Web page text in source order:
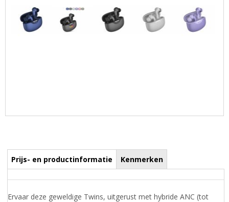
Prijs- en productinformatie Kenmerken
Ervaar deze geweldige Twins, uitgerust met hybride ANC (tot